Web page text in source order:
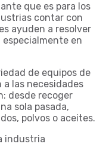
que es para los
contar con
ayuden a resolver
en
de equipos de
las necesidades
desde recoger
sola pasada,
polvos o aceites.
industria